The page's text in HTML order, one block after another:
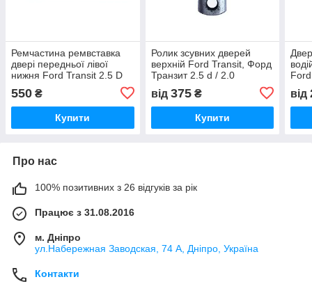
Ремчастина ремвставка
двері передньої лівої
нижня Ford Transit 2.5 D
дизель / 2.0 бензин Форд
транзит 1986-2000,
324440131
550 ₴
Купити
Ролик зсувних дверей
верхній Ford Transit, Форд
Транзит 2.5 d / 2.0
86VBV25028AMYCQF/1006374
від 375₴
Купити
від
Про нас
100% позитивних з 26 відгуків за рік
Працює з 31.08.2016
м. Дніпро
ул.Набережная Заводская, 74 А, Дніпро, Україна
Контакти